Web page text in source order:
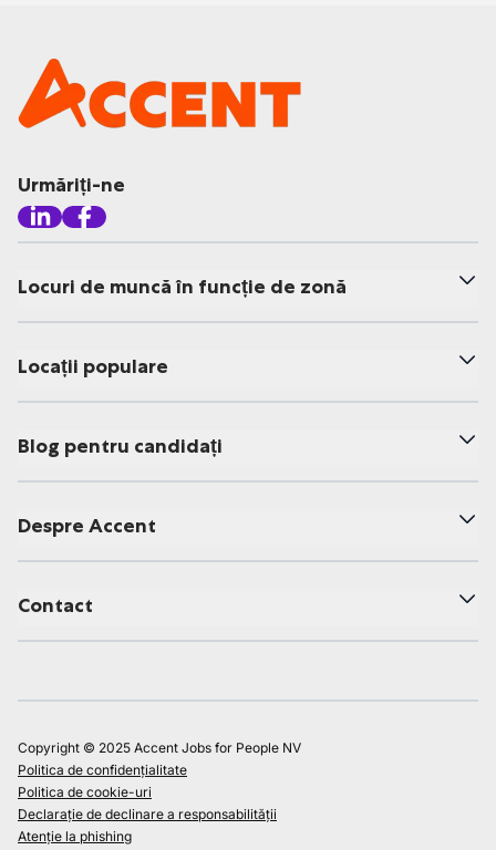
Urmăriți-ne
Locuri de muncă în funcție de zonă
Locații populare
Blog pentru candidați
Despre Accent
Contact
Copyright © 2025 Accent Jobs for People NV
Politica de confidențialitate
Politica de cookie-uri
Declarație de declinare a responsabilității
Atenție la phishing